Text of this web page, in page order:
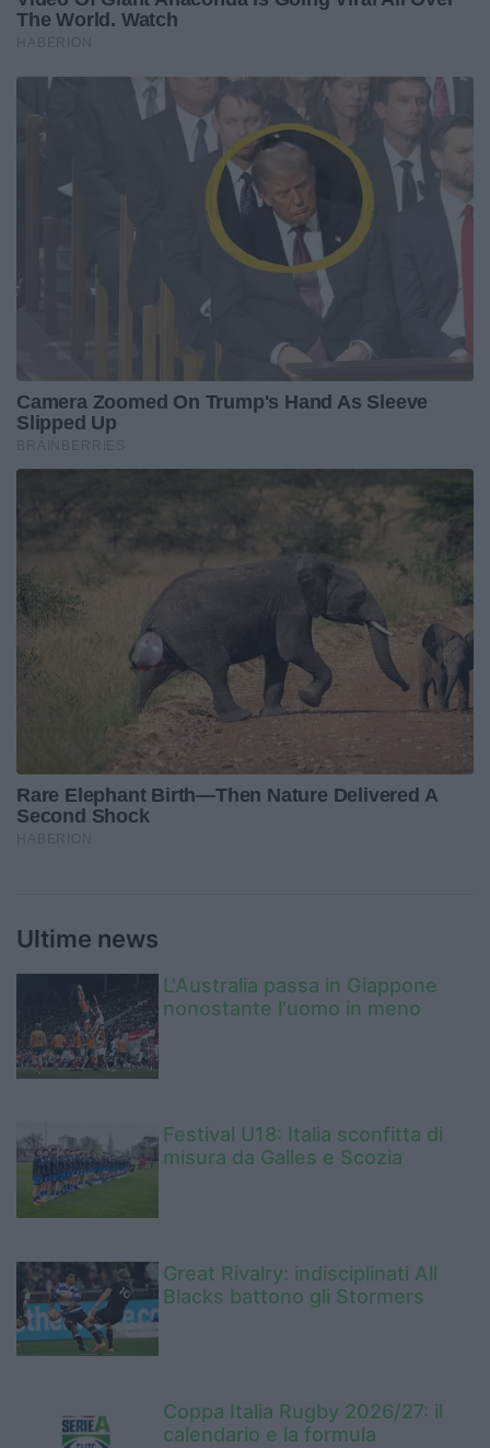
Ultime news
L'Australia passa in Giappone
nonostante l'uomo in meno
Festival U18: Italia sconfitta di
misura da Galles e Scozia
Great Rivalry: indisciplinati All
Blacks battono gli Stormers
Coppa Italia Rugby 2026/27: il
calendario e la formula